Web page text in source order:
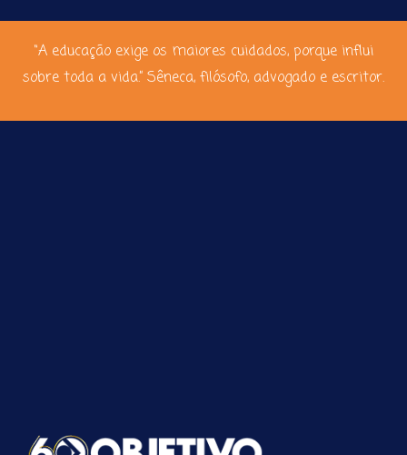
“A educação exige os maiores cuidados, porque influi
sobre toda a vida.” Sêneca, filósofo, advogado e escritor.